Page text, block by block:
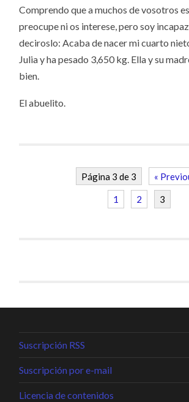
Comprendo que a muchos de vosotros
preocupe ni os interese, pero soy
deciroslo: Acaba de nacer mi cuarto
Julia y ha pesado 3,650 kg. Ella y su
bien.
El abuelito.
Página 3 de 3 «
1 2 3
Suscripción RSS
Suscripción por e-mail
Licencia de contenidos